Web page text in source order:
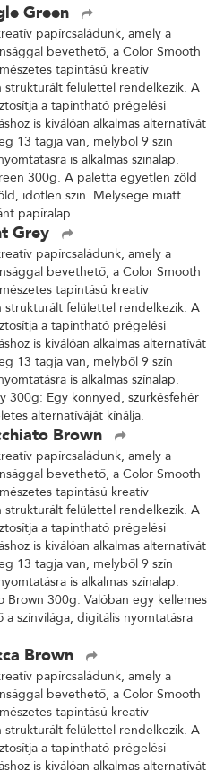
Green
papírcsaládunk, amely a
bevethető, a Color Smooth
tapintású kreatív
strukturált felülettel rendelkezik. A
a tapintható prégelési
is kiválóan alkalmas alternatívát
13 tagja van, melyből 9 szín
is alkalmas színalap.
300g. A paletta egyetlen zöld
időtlen szín. Mélysége miatt
papíralap.
Grey
papírcsaládunk, amely a
bevethető, a Color Smooth
tapintású kreatív
strukturált felülettel rendelkezik. A
a tapintható prégelési
is kiválóan alkalmas alternatívát
13 tagja van, melyből 9 szín
is alkalmas színalap.
300g: Egy könnyed, szürkésfehér
alternatíváját kínálja.
Brown
papírcsaládunk, amely a
bevethető, a Color Smooth
tapintású kreatív
strukturált felülettel rendelkezik. A
a tapintható prégelési
is kiválóan alkalmas alternatívát
13 tagja van, melyből 9 szín
is alkalmas színalap.
Brown 300g: Valóban egy kellemes
színvilága, digitális nyomtatásra
Brown
papírcsaládunk, amely a
bevethető, a Color Smooth
tapintású kreatív
strukturált felülettel rendelkezik. A
a tapintható prégelési
is kiválóan alkalmas alternatívát